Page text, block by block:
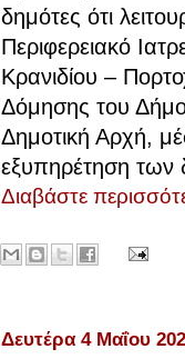
δημότες ότι
Περιφερειακό
Κρανιδίου –
Δόμησης του
Δημοτική Αρχή,
εξυπηρέτηση των
Διαβάστε
Δευτέρα 4 Μαΐου